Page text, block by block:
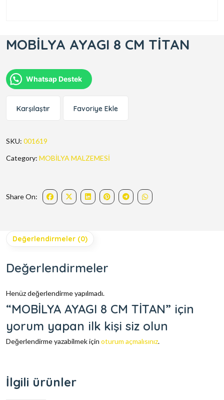
MOBİLYA AYAGI 8 CM TİTAN
Whatsap Destek
Karşılaştır Favoriye Ekle
SKU: 001619
Category: MOBİLYA MALZEMESİ
Share On:
Değerlendirmeler (0)
Değerlendirmeler
Henüz değerlendirme yapılmadı.
“MOBİLYA AYAGI 8 CM TİTAN” için
yorum yapan ilk kişi siz olun
Değerlendirme yazabilmek için oturum açmalısınız.
İlgili ürünler